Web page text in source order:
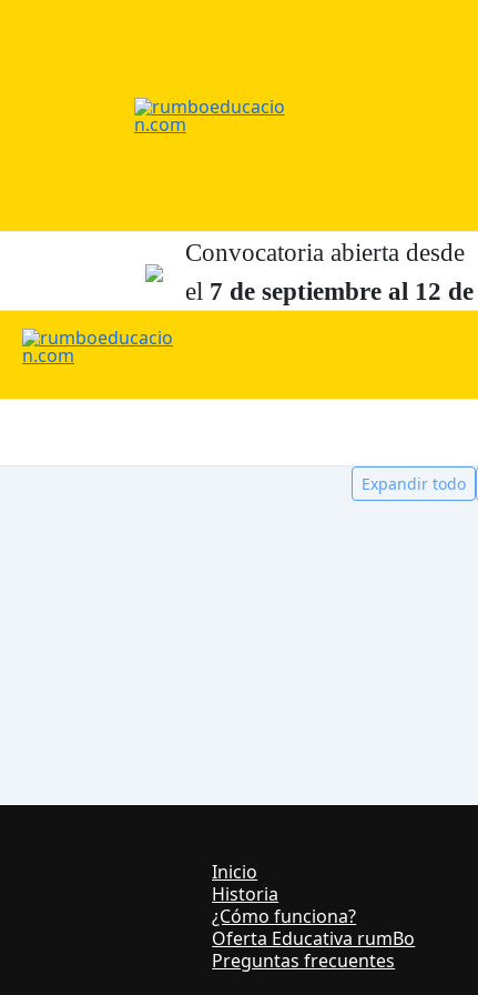
Convocatoria abierta desde
el 7 de septiembre al 12 de
Expandir todo
Inicio
Historia
¿Cómo funciona?
Oferta Educativa rumBo
Preguntas frecuentes